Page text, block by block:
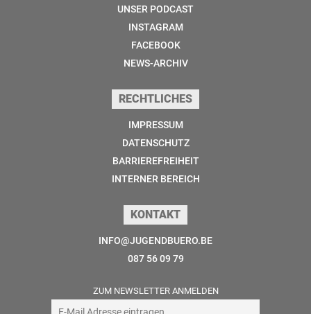
UNSER PODCAST
INSTAGRAM
FACEBOOK
NEWS-ARCHIV
RECHTLICHES
IMPRESSUM
DATENSCHUTZ
BARRIEREFREIHEIT
INTERNER BEREICH
KONTAKT
INFO@JUGENDBUERO.BE
087 56 09 79
ZUM NEWSLETTER ANMELDEN